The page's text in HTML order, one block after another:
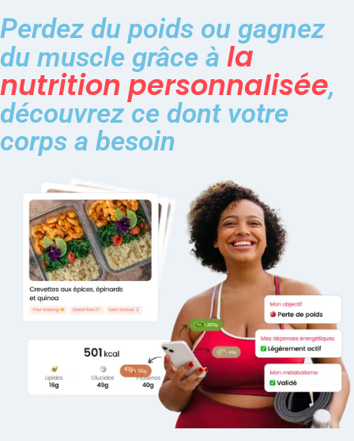
Perdez du poids ou gagnez
du muscle grâce à la
nutrition personnalisée,
découvrez ce dont votre
corps a besoin